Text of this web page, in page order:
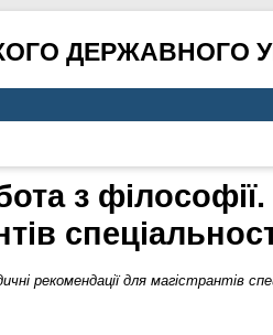
ДЕРЖАВНОГО
з
рекомендації для магістрантів